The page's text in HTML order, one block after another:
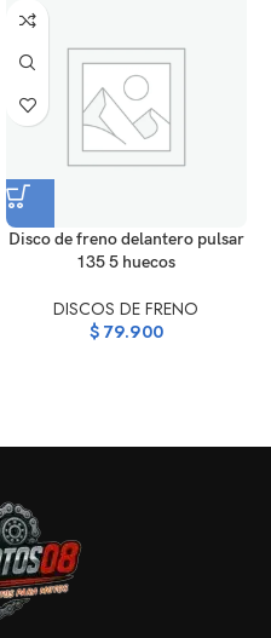
Disco de freno delantero pulsar
135 5 huecos
DISCOS DE FRENO
$79.900